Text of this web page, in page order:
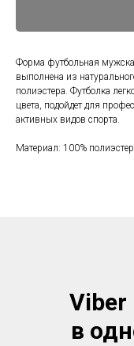
Форма футбольная
выполнена из
полиэстера. Футболка
цвета, подойдет для
активных видов спорта.
Материал: 100%
Viber
в